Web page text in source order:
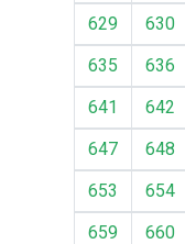
629
630
635
636
641
642
647
648
653
654
659
660